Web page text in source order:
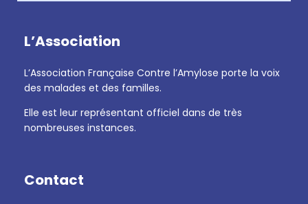
L’Association
L’Association Française Contre l’Amylose porte la voix
des malades et des familles.
Elle est leur représentant officiel dans de très
nombreuses instances.
Contact